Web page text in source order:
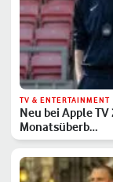
TV & ENTERTAINMENT
Neu bei Apple
Monatsüberb…